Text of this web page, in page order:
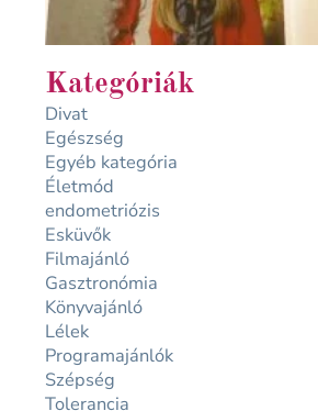
Kategóriák
Divat
Egészség
Egyéb kategória
Életmód
endometriózis
Esküvők
Filmajánló
Gasztronómia
Könyvajánló
Lélek
Programajánlók
Szépség
Tolerancia